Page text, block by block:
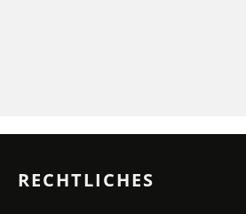
RECHTLICHES